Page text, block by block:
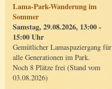
Lama-Park-Wanderung im
Sommer
Samstag, 29.08.2026, 13:00 -
15:00 Uhr
Gemütlicher Lamaspaziergang für
alle Generationen im Park.
Noch 8 Plätze frei (Stand vom
03.08.2026)